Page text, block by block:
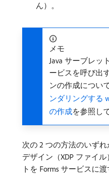
ん）。
メモ
Java サーブレッ
ービスを呼び出
ンの作成につい
ンダリングする
の作成を参照し
次の 2 つの方法のいず
デザイン（XDP ファイ
トを Forms サービスに